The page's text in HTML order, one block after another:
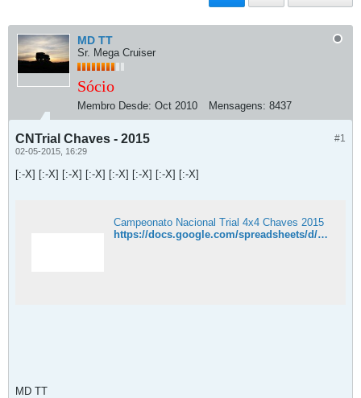
MD TT
Sr. Mega Cruiser
Sócio
Membro Desde: Oct 2010 Mensagens: 8437
#1
CNTrial Chaves - 2015
02-05-2015, 16:29
[:-X] [:-X] [:-X] [:-X] [:-X] [:-X] [:-X] [:-X]
Campeonato Nacional Trial 4x4 Chaves 2015
https://docs.google.com/spreadsheets/d/1lpiGYgjS1bdoahNvfXSBWj-4fe-oXWh6D6yTItxgmf8/edit#gid=0
MD TT